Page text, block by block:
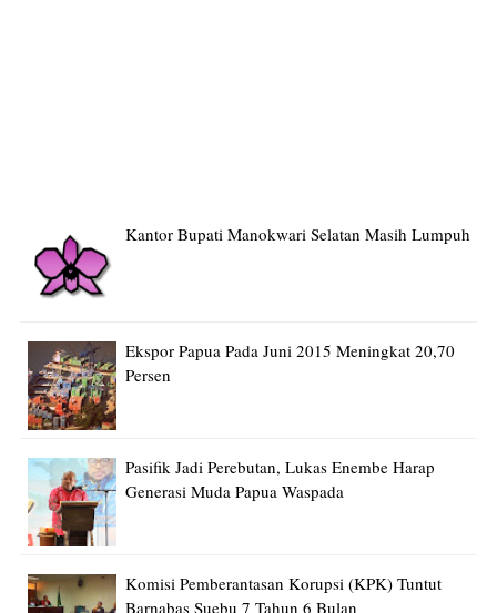
Kantor Bupati Manokwari Selatan Masih Lumpuh
Ekspor Papua Pada Juni 2015 Meningkat 20,70
Persen
Pasifik Jadi Perebutan, Lukas Enembe Harap
Generasi Muda Papua Waspada
Komisi Pemberantasan Korupsi (KPK) Tuntut
Barnabas Suebu 7 Tahun 6 Bulan